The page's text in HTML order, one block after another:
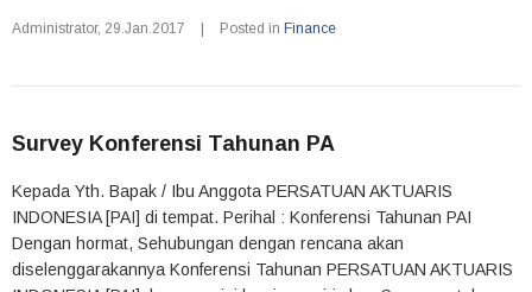
Administrator, 29.Jan.2017 Posted in Finance
Survey Konferensi Tahunan PA
Kepada Yth. Bapak / Ibu Anggota PERSATUAN AKTUARIS
INDONESIA [PAI] di tempat. Perihal : Konferensi Tahunan PAI
Dengan hormat, Sehubungan dengan rencana akan
diselenggarakannya Konferensi Tahunan PERSATUAN AKTUARIS